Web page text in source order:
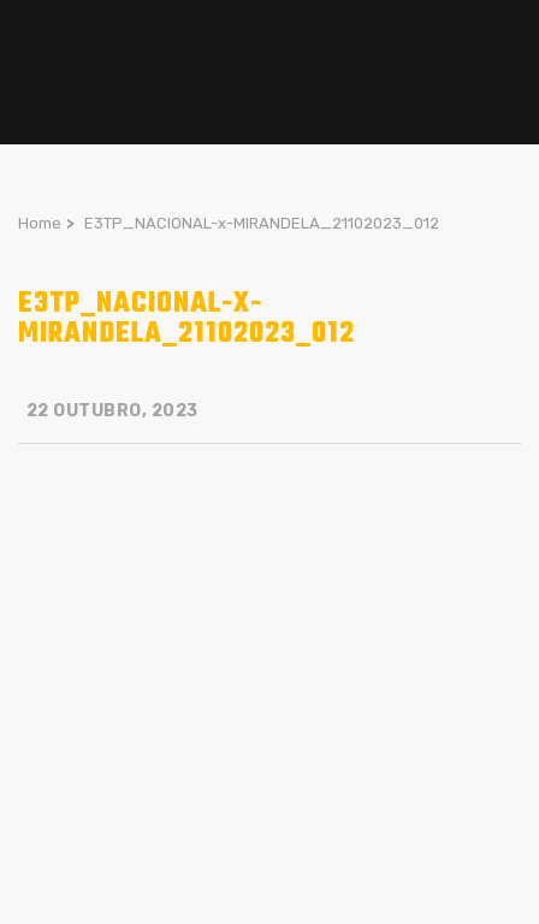
Home > E3TP_NACIONAL-x-MIRANDELA_21102023_012
E3TP_NACIONAL-X-
MIRANDELA_21102023_012
22 OUTUBRO, 2023